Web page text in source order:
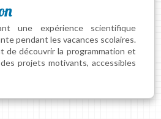
une expérience scientifique
pendant les vacances scolaires.
de découvrir la programmation et
projets motivants, accessibles